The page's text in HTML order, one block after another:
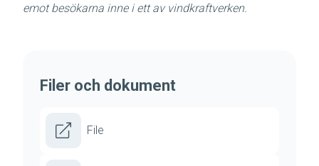
emot besökarna inne i ett av vindkraftverken.
Filer och dokument
File